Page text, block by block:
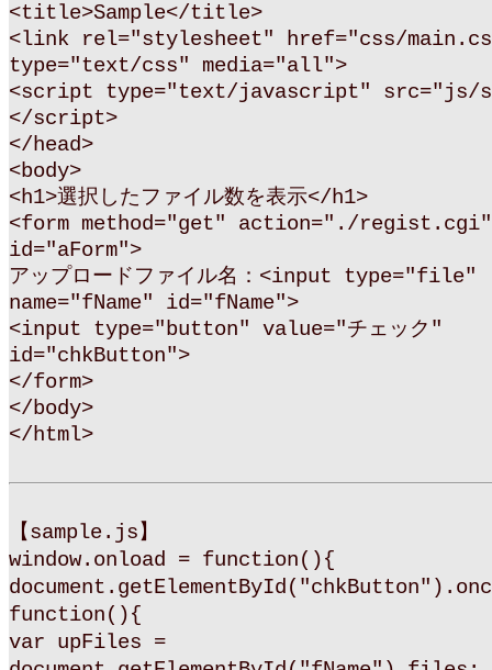
<title>Sample</title>
<link rel="stylesheet" href="css/
type="text/css" media="all">
<script type="text/javascript" src="js/
</script>
</head>
<body>
<h1>選択したファイル数を表示</h1>
<form method="get" action="./regist.cgi"
id="aForm">
アップロードファイル名：<input type="file"
name="fName" id="fName">
<input type="button" value="チェック"
id="chkButton">
</form>
</body>
</html>
【sample.js】
window.onload = function(){
function(){
var upFiles =